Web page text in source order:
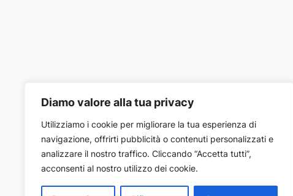
Diamo valore alla tua privacy
Utilizziamo i cookie per migliorare la tua esperienza di
navigazione, offrirti pubblicità o contenuti personalizzati e
analizzare il nostro traffico. Cliccando “Accetta tutti”,
acconsenti al nostro utilizzo dei cookie.
biancapomeranzi.it